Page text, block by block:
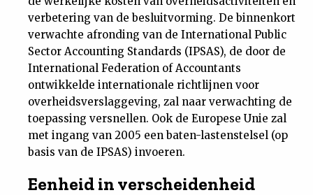
verbetering van de besluitvorming. De binnenkort
verwachte afronding van de International Public
Sector Accounting Standards (IPSAS), de door de
International Federation of Accountants
ontwikkelde internationale richtlijnen voor
overheidsverslaggeving, zal naar verwachting de
toepassing versnellen. Ook de Europese Unie zal
met ingang van 2005 een baten-lastenstelsel (op
basis van de IPSAS) invoeren.
Eenheid in verscheidenheid